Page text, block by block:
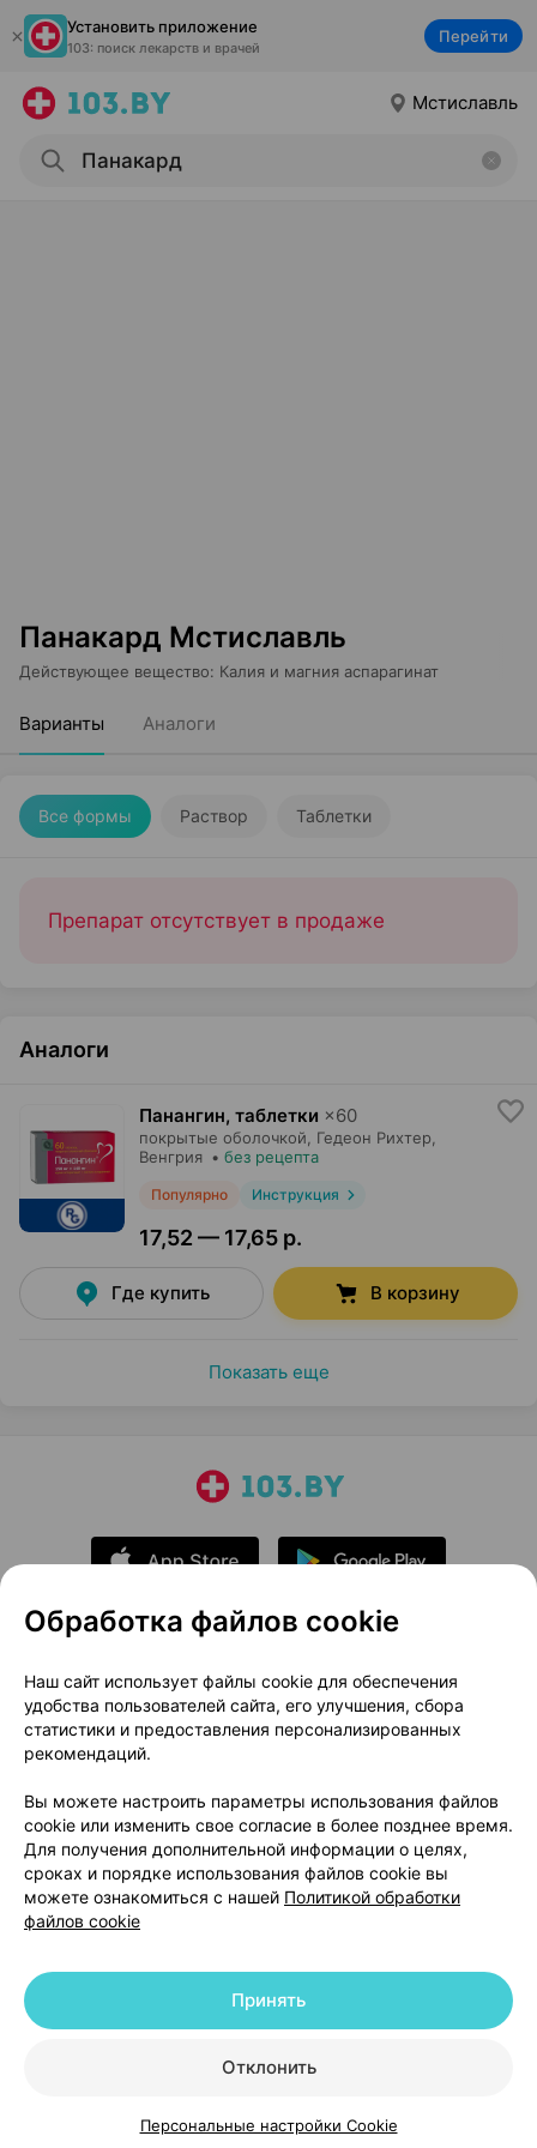
Установить приложение
103: поиск лекарств и врачей
Перейти
Мстиславль
КаталогКорзинаИзбранноеПрофиль
Панакард Мстиславль
Действующее вещество: Калия и магния аспарагинат
Варианты Аналоги
Все формы Раствор Таблетки
Препарат отсутствует в продаже
Аналоги
Панангин, таблетки ×60
покрытые оболочкой, Гедеон Рихтер
Венгрия • без рецепта
Популярно Инструкция
17,52 — 17,65 р.
Где купить В корзину
Показать еще
О проекте
Новости проекта
Размещение рекламы
Медицинский маркетинг
Публичный договор
Доставка
Способы оплаты
Вакансии
Партнеры
Написать руководителю 103.by
Написать в поддержку
Персональные настройки Cookie
© 2026 ООО «Артокс Лаб», УНП 191700409 | 220012, Республика Беларусь,
+375 291212755
Обработка файлов cookie
Наш сайт использует файлы cookie для обеспечения
удобства пользователей сайта, его улучшения, сбора
статистики и предоставления персонализированных
рекомендаций.
Вы можете настроить параметры использования файлов
cookie или изменить свое согласие в более позднее время.
Для получения дополнительной информации о целях,
сроках и порядке использования файлов cookie вы
можете ознакомиться с нашей Политикой обработки
файлов cookie
Отклонить
Принять
Персональные настройки Cookie